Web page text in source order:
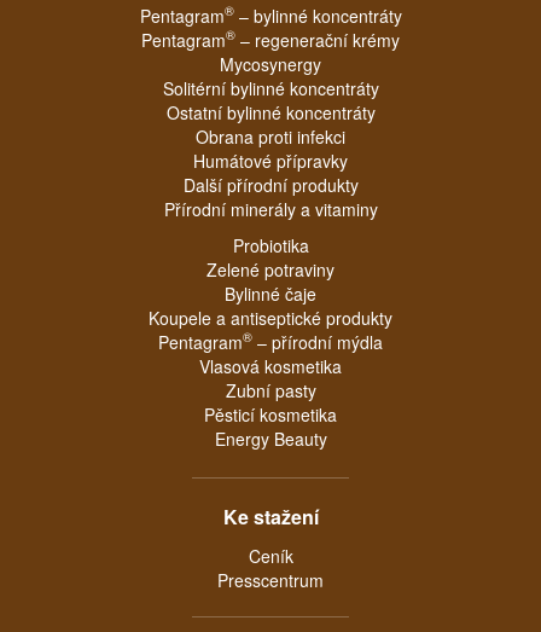
Pentagram®– bylinné koncentráty
Pentagram® – regenerační krémy
Mycosynergy
Solitérní bylinné koncentráty
Ostatní bylinné koncentráty
Obrana proti infekci
Humátové přípravky
Další přírodní produkty
Přírodní minerály a vitaminy
Probiotika
Zelené potraviny
Bylinné čaje
Koupele a antiseptické produkty
Pentagram® – přírodní mýdla
Vlasová kosmetika
Zubní pasty
Pěsticí kosmetika
Energy Beauty
Ke stažení
Ceník
Presscentrum